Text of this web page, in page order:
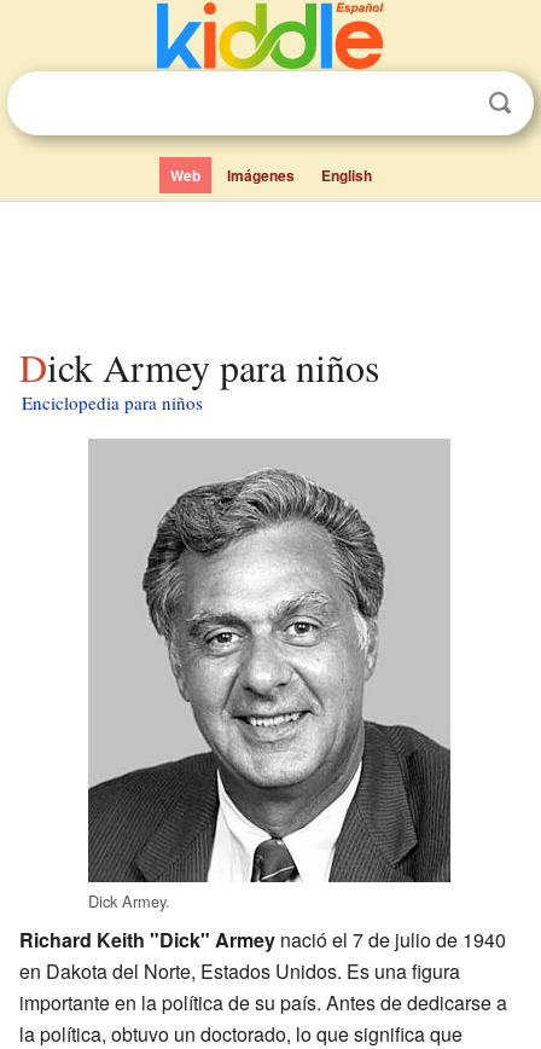
Web Imágenes English
Dick Armey para niños
Enciclopedia para niños
Dick Armey.
Richard Keith "Dick" Armey nació el 7 de julio de 1940
en Dakota del Norte, Estados Unidos. Es una figura
importante en la política de su país. Antes de dedicarse a
la política, obtuvo un doctorado, lo que significa que